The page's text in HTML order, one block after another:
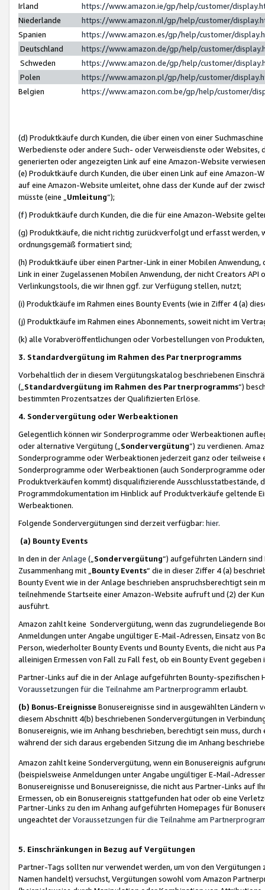
Irland
https://www.amazon.ie/gp/help/customer/
Niederlande
https://www.amazon.nl/gp/help/customer/
Spanien
https://www.amazon.es/gp/help/customer/
Deutschland
https://www.amazon.de/gp/help/customer/
Schweden
https://www.amazon.de/gp/help/customer/
Polen
https://www.amazon.pl/gp/help/customer/
Belgien
https://www.amazon.com.be/gp/help/customer/
(d) Produktkäufe durch Kunden, die über einen von einer
Werbedienste oder andere Such- oder Verweisdienste oder Websites,
generierten oder angezeigten Link auf eine Amazon-Website
(e) Produktkäufe durch Kunden, die über einen Link auf eine
auf eine Amazon-Website umleitet, ohne dass der Kunde auf der
müsste (eine „ Umleitung“);
(f) Produktkäufe durch Kunden, die die für eine Amazon-Website
(g) Produktkäufe, die nicht richtig zurückverfolgt und erfasst werden,
ordnungsgemäß formatiert sind;
(h) Produktkäufe über einen Partner-Link in einer Mobilen
Link in einer Zugelassenen Mobilen Anwendung, der nicht Creators
Verlinkungstools, die wir Ihnen ggf. zur Verfügung stellen, nutzt;
(i) Produktkäufe im Rahmen eines Bounty Events (wie in Ziffer 4 (a)
(j) Produktkäufe im Rahmen eines Abonnements, soweit nicht im
(k) alle Vorabveröffentlichungen oder Vorbestellungen von
3. Standardvergütung im Rahmen des Partnerprogramms
Vorbehaltlich der in diesem Vergütungskatalog beschriebenen
(„ Standardvergütung im Rahmen des Partnerprogramms“)
bestimmten Prozentsatzes der Qualifizierten Erlöse.
4. Sondervergütung oder Werbeaktionen
Gelegentlich können wir Sonderprogramme oder Werbeaktionen
oder alternative Vergütung („ Sondervergütung”) zu verdienen.
Sonderprogramme oder Werbeaktionen jederzeit ganz oder
Sonderprogramme oder Werbeaktionen (auch Sonderprogramme
Produktverkäufen kommt) disqualifizierende Ausschlusstatbestände,
Programmdokumentation im Hinblick auf Produktverkäufe geltende
Werbeaktionen.
Folgende Sondervergütungen sind derzeit verfügbar: hier.
(a) Bounty Events
In den in derAnlage („ Sondervergütung“) aufgeführten Ländern
Zusammenhang mit „ Bounty Events“ die in dieser Ziffer 4 (a)
Bounty Event wie in der Anlage beschrieben anspruchsberechtigt sein
teilnehmende Startseite einer Amazon-Website aufruft und (2) der
ausführt.
Amazon zahlt keine Sondervergütung, wenn das zugrundeliegende
Anmeldungen unter Angabe ungültiger E-Mail-Adressen, Einsatz von
Person, wiederholter Bounty Events und Bounty Events, die nicht
alleinigen Ermessen von Fall zu Fall fest, ob ein Bounty Event
Partner-Links auf die in der Anlage aufgeführten Bounty-spezifischen
Voraussetzungen für die Teilnahme am Partnerprogramm erlaubt.
(b) Bonus-Ereignisse Bonusereignisse sind in ausgewählten Ländern
diesem Abschnitt 4(b) beschriebenen Sondervergütungen in
Bonusereignis, wie im Anhang beschrieben, berechtigt sein muss,
während der sich daraus ergebenden Sitzung die im Anhang
Amazon zahlt keine Sondervergütung, wenn ein Bonusereignis
(beispielsweise Anmeldungen unter Angabe ungültiger E-Mail-
Bonusereignisse und Bonusereignisse, die nicht aus Partner-Links auf
Ermessen, ob ein Bonusereignis stattgefunden hat oder ob eine
Partner-Links zu den im Anhang aufgeführten Homepages für
ungeachtet derVoraussetzungen für die Teilnahme am
5. Einschränkungen in Bezug auf Vergütungen
Partner-Tags sollten nur verwendet werden, um von den
Namen handelt) versuchst, Vergütungen sowohl vom Amazon